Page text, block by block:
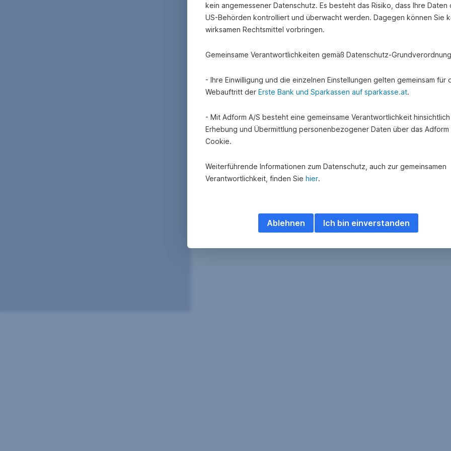
kein angemessener Datenschutz. Es besteht das Risiko, dass Ihre Daten
US-Behörden kontrolliert und überwacht werden. Dagegen können Sie
wirksamen Rechtsmittel vorbringen.
Gemeinsame Verantwortlichkeiten gemäß Datenschutz-
- Ihre Einwilligung und die einzelnen Einstellungen gelten gemeinsam für
Webauftritt der Erste Bank und Sparkassen auf sparkasse.at.
- Mit Adform A/S besteht eine gemeinsame Verantwortlichkeit hinsichtlich
Erhebung und Übermittlung personenbezogener Daten über das Adform
Cookie.
Weiterführende Informationen zum Datenschutz, auch zur gemeinsamen
Verantwortlichkeit, finden Sie hier.
Ich bin einverstanden
Ablehnen